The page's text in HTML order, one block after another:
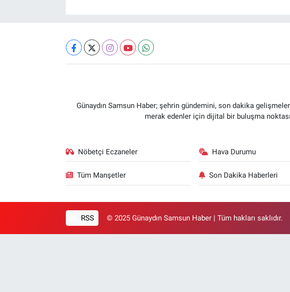
Günaydın Samsun Haber; şehrin gündemini, son dakika
merak edenler için dijital bir buluşma
Nöbetçi Eczaneler Hava Durumu
Tüm Manşetler Son Dakika Haberleri
RSS © 2025 Günaydın Samsun Haber | Tüm hakları saklıdır.